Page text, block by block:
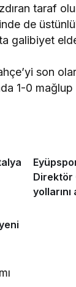
taraf
de
galibiyet
son
1-0 mağlup
Direktör
yollarını